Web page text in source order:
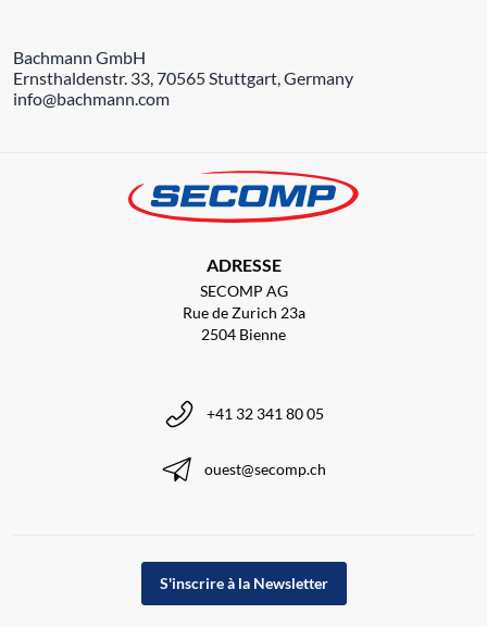
Bachmann GmbH
Ernsthaldenstr. 33, 70565 Stuttgart, Germany
info@bachmann.com
ADRESSE
SECOMP AG
Rue de Zurich 23a
2504 Bienne
+41 32 341 80 05
ouest@secomp.ch
S'inscrire à la Newsletter